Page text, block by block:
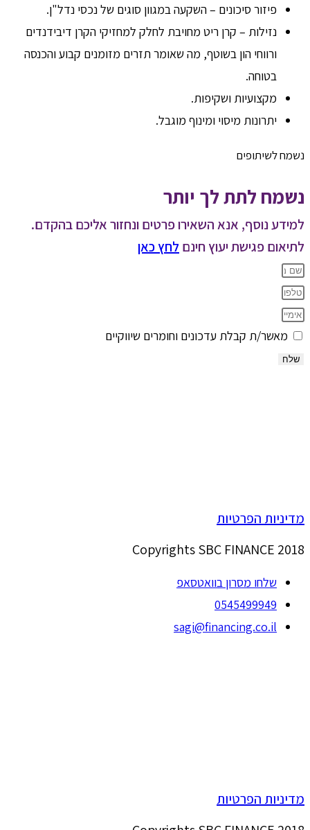
פיזור סיכונים – השקעה במגוון סוגים של נכסי נדל"ן.
נזילות – קרן ריט מחויבת לחלק למחזיקי הקרן דיבידנדים
ורווחי הון בשוטף, מה שאומר תזרים מזומנים קבוע והכנסה
בטוחה.
מקצועיות ושקיפות.
יתרונות מיסוי ומינוף מוגבל.
נשמח לשיתופים
נשמח לתת לך יותר
למידע נוסף, אנא השאירו פרטים ונחזור אליכם בהקדם.
לתיאום פגישת יעוץ חינם לחץ כאן
מאשר/ת קבלת עדכונים וחומרים שיווקיים
שלח
מדיניות הפרטיות
Copyrights SBC FINANCE 2018
שלחו מסרון בוואטסאפ
0545499949
sagi@financing.co.il
מדיניות הפרטיות